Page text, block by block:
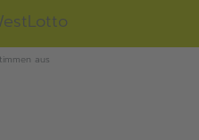
aus